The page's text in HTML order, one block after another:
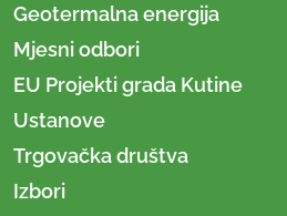
Geotermalna energija
Mjesni odbori
EU Projekti grada Kutine
Ustanove
Trgovačka društva
Izbori